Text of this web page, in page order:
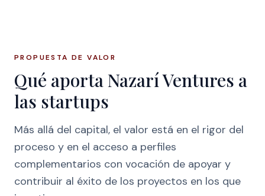
PROPUESTA DE VALOR
Qué aporta Nazarí Ventures a
las startups
Más allá del capital, el valor está en el rigor del
proceso y en el acceso a perfiles
complementarios con vocación de apoyar y
contribuir al éxito de los proyectos en los que